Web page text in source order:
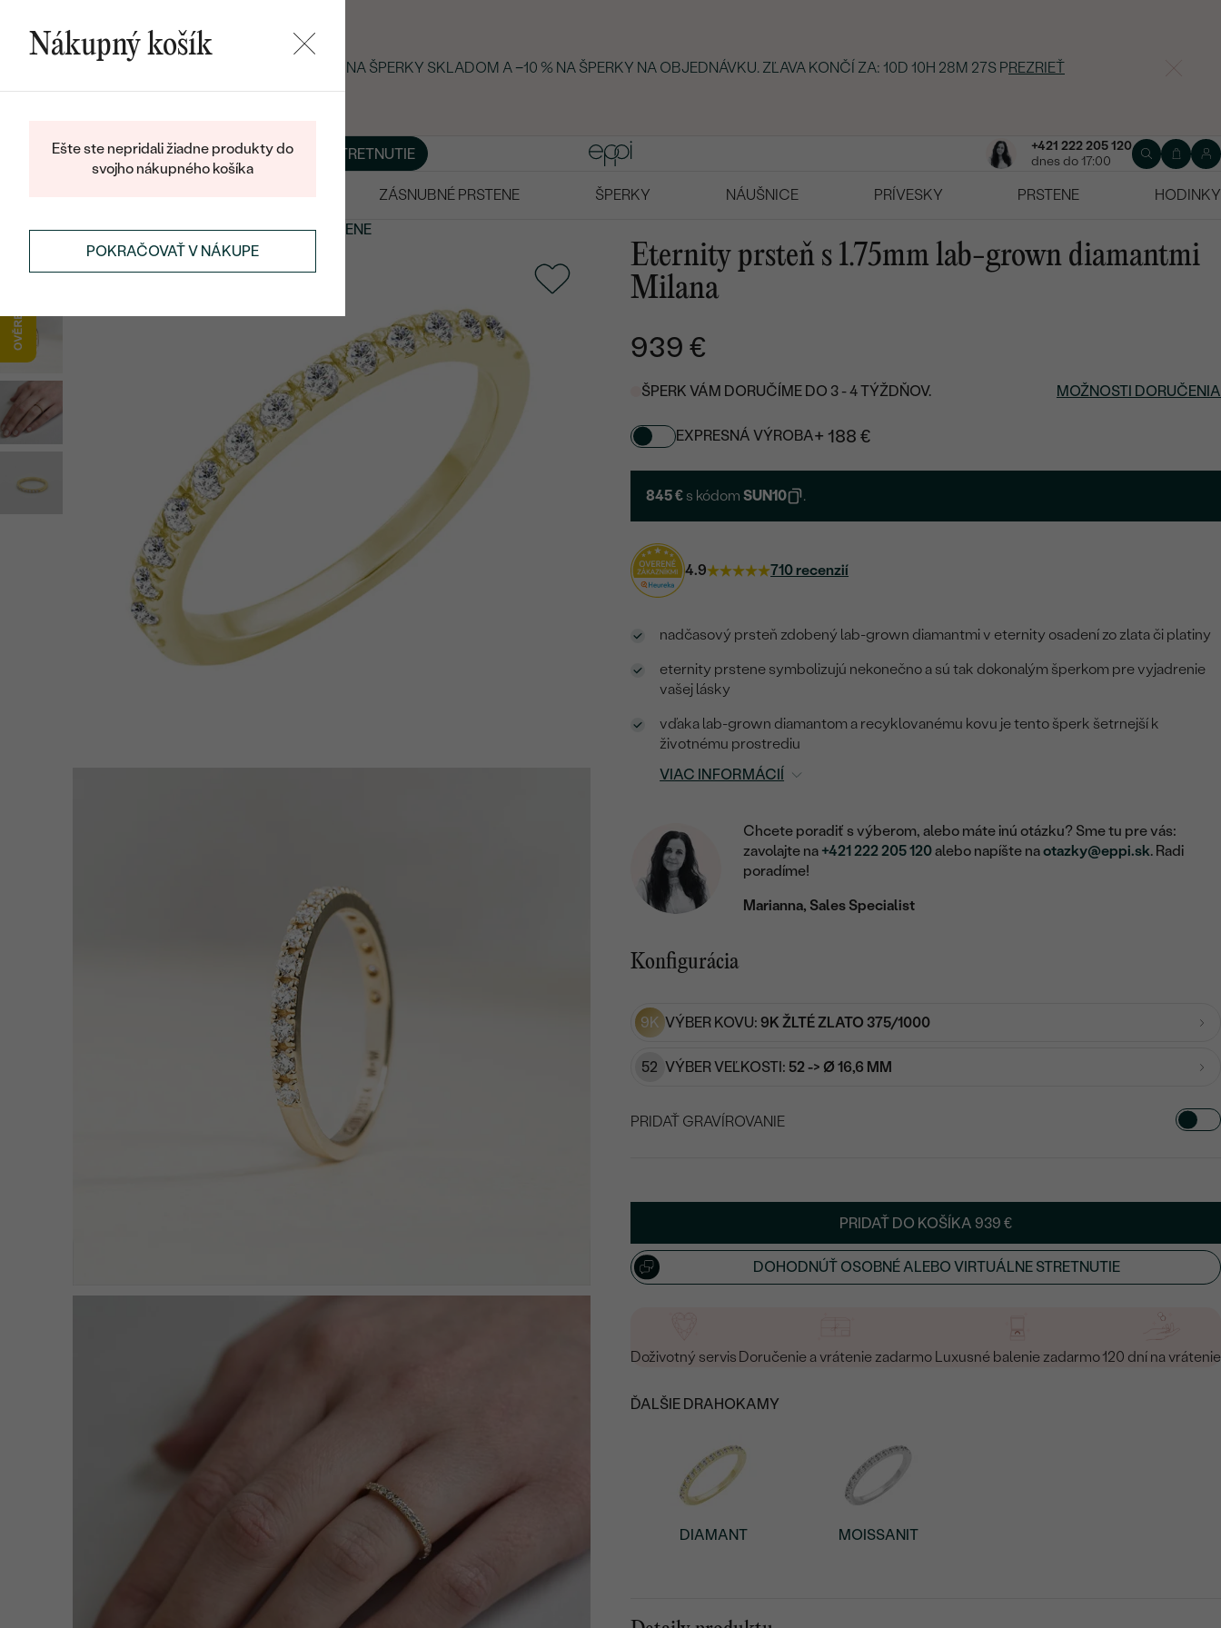
LETNÝ BLACK FRIDAY: −25 % NA ŠPERKY SKLADOM A −10 % NA ŠPERKY NA OBJEDNÁVKU. ZĽAVA KONČÍ ZA: 10D 10H 28M 26S PREZRIEŤ
BLOGŠPERKY NA MIERU DOHODNÚŤ STRETNUTIE
+421 222 205 120
dnes do 17:00
ZÁSNUBNÉ PRSTENE ŠPERKY NÁUŠNICE PRÍVESKY PRSTENE
HODINKY
PRSTENEETERNITY PRSTENEZLATÉ ETERNITY PRSTENE
Eternity prsteň s 1.75mm lab-grown diamantmi
Milana
939 €
ŠPERK VÁM DORUČÍME DO 3 - 4 TÝŽDŇOV. MOŽNOSTI DORUČENIA
EXPRESNÁ VÝROBA+ 188 €
845 € s kódomSUN10 .
4.9 710 recenzií
nadčasový prsteň zdobený lab-grown diamantmi v eternity osadení zo zlata či platiny
eternity prstene symbolizujú nekonečno a sú tak dokonalým šperkom pre vyjadrenie
vašej lásky
vďaka lab-grown diamantom a recyklovanému kovu je tento šperk šetrnejší k
životnému prostrediu
VIAC INFORMÁCIÍ
Chcete poradiť s výberom, alebo máte inú otázku? Sme tu pre vás:
zavolajte na +421 222 205 120alebo napíšte naotazky@eppi.sk. Radi
poradíme!
Marianna, Sales Specialist
Konfigurácia
9K VÝBER KOVU: 9K ŽLTÉ ZLATO 375/1000
52 VÝBER VEĽKOSTI: 52 -> Ø 16,6 MM
PRIDAŤ GRAVÍROVANIE
Napíšte iniciály/text
PRIDAŤ DO KOŠÍKA 939 €
DOHODNÚŤ OSOBNÉ ALEBO VIRTUÁLNE STRETNUTIE
Doživotný servis Doručenie a vrátenie zadarmo Luxusné balenie zadarmo120 dní na vrátenie
ĎALŠIE DRAHOKAMY
DIAMANT MOISSANIT
Nákupný košík
Ešte ste nepridali žiadne produkty do
svojho nákupného košíka
POKRAČOVAŤ V NÁKUPE